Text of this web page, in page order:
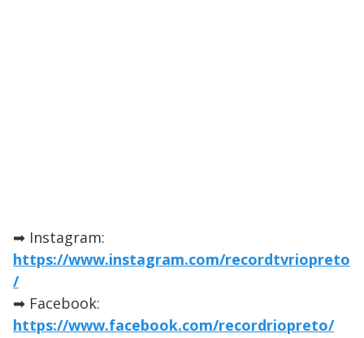
➡ Instagram:
https://www.instagram.com/recordtvriopreto
/
➡ Facebook:
https://www.facebook.com/recordriopreto/